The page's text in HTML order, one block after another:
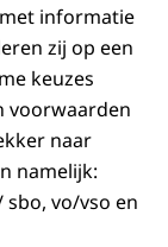
informatie
zij op een
keuzes
voorwaarden
naar
namelijk:
vo/vso en